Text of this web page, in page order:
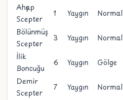
Ahşap
Scepter
1 Yaygın Normal
Bölünmüş
Scepter
3 Yaygın Normal
İlik
Boncuğu
6 Yaygın Gölge
Demir
Scepter
7 Yaygın Normal